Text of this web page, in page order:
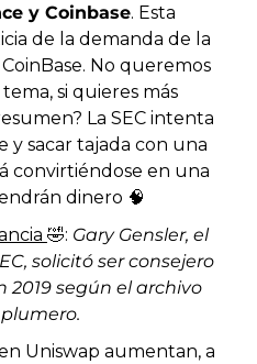
y Coinbase. Esta
de la demanda de la
No queremos
si quieres más
La SEC intenta
y sacar tajada con una
convirtiéndose en una
dinero 🧠
🤣: Gary Gensler, el
solicitó ser consejero
2019 según el archivo
Uniswap aumentan, a